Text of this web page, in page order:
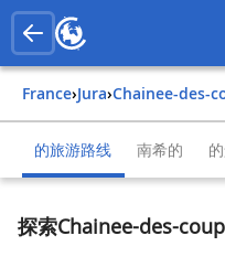
France› Jura› Chainee-des-
的旅游路线 南希的
探索Chainee-des-